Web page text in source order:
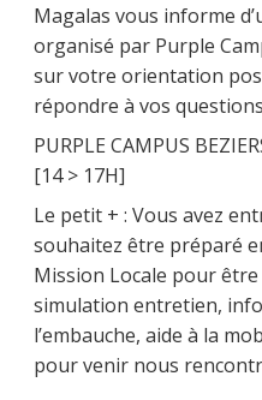
Magalas vous informe
organisé par Purple
sur votre orientation
répondre à vos
PURPLE CAMPUS
[14 > 17H]
Le petit + : Vous avez
souhaitez être préparé
Mission Locale pour être
simulation entretien,
l’embauche, aide à la
pour venir nous